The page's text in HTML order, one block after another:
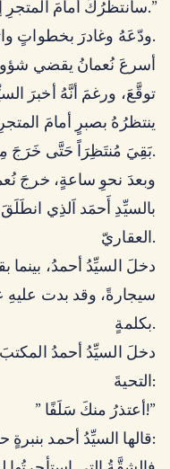
” سأنتظرُكَ أمامَ المتجرِ إذاّ، لَكِن مِن َفضلِكَ! لَا تَتَأَخَّرْ عَلَيَّ.”
ودّعَهُ وغادرَ بخطواتٍ واثقةٍ.
أسرعَ نُعمانُ يقضي
توقَّعَ، ورغمَ أنَّهُ أخبرَ
ينتظرُهُ بصبرٍ أمامَ
بَقِيَ مُنتَظِرَاً حَتَّى خَرَجَ مِنهُ نُعمَانُ.
وبعدَ نحوِ ساعةٍ، خرجَ
بالسيِّدِ أَحمَد اَلذِي
العقاريّ.
دخلَ السيِّدُ أحمدُ، بينما
سيجارةً، وقد بدت عليهِ
بكلمةٍ.
دخلَ السيِّدُ أحمدُ
التحيةَ:
” أعتذرُ منكَ سَلَفًا!”
قالها السيِّدُ أحمد بنبرةٍ حاول أن يُخفي فيها الإحراج، ثم تابع: